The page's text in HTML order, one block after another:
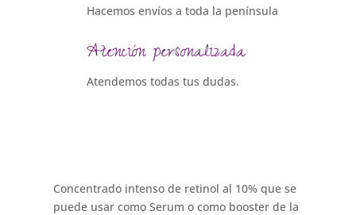
Hacemos envíos a toda la península
Atención personalizada
Atendemos todas tus dudas.
Concentrado intenso de retinol al 10% que se
puede usar como Serum o como booster de la